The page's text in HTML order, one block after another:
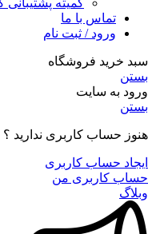
تماس با ما
ورود / ثبت نام
سبد خرید فروشگاه
بستن
ورود به سایت
بستن
هنوز حساب کاربری ندارید ؟
ایجاد حساب کاربری
حساب کاربری من
وبلاگ